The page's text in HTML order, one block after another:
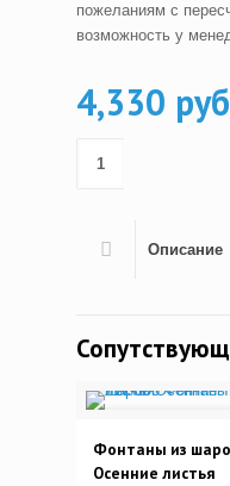
пожеланиям с
возможность у
4,330
Описание
Фонтаны из
Осенние листья